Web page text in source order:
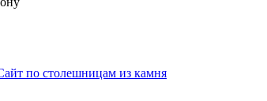
по столешницам из камня